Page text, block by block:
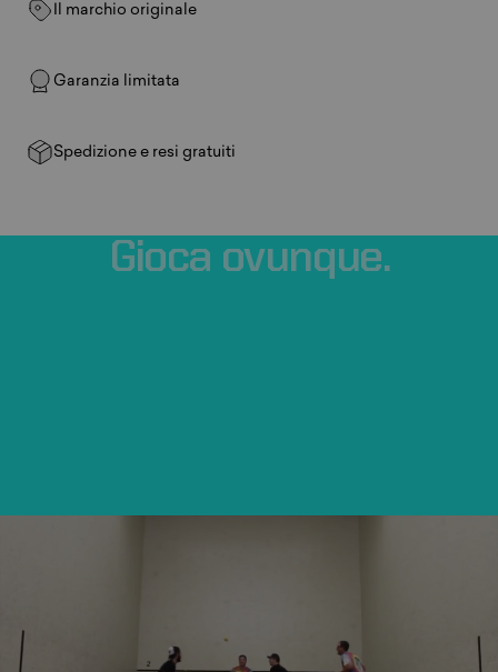
Il marchio originale
Garanzia limitata
Spedizione e resi gratuiti
Gioca ovunque.